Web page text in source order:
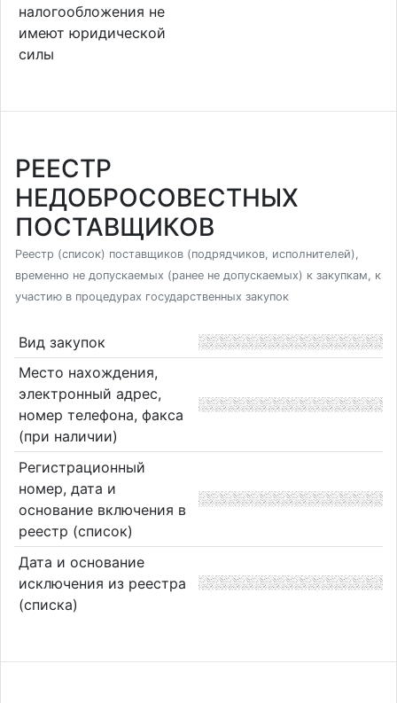
налогообложения не
имеют юридической
силы
РЕЕСТР
НЕДОБРОСОВЕСТНЫХ
ПОСТАВЩИКОВ
Реестр (список) поставщиков (подрядчиков, исполнителей),
временно не допускаемых (ранее не допускаемых) к закупкам, к
участию в процедурах государственных закупок
Вид закупок
Место нахождения,
электронный адрес,
номер телефона, факса
(при наличии)
Регистрационный
номер, дата и
основание включения в
реестр (список)
Дата и основание
исключения из реестра
(списка)